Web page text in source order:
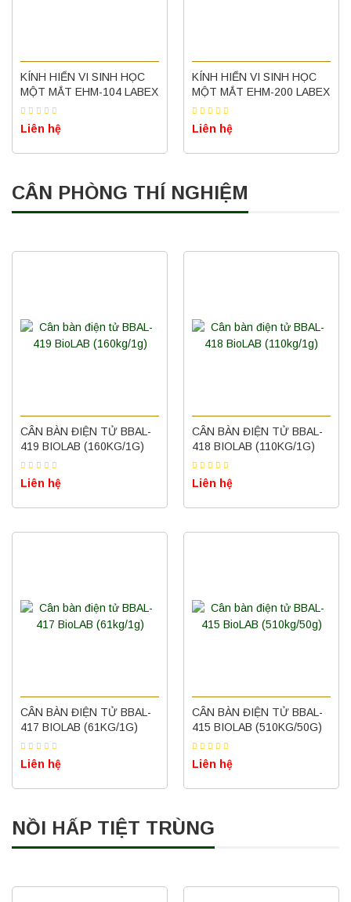
KÍNH HIỂN VI SINH HỌC
MỘT MẮT EHM-104 LABEX
Liên hệ
KÍNH HIỂN VI SINH HỌC
MỘT MẮT EHM-200 LABEX
Liên hệ
CÂN PHÒNG THÍ NGHIỆM
CÂN BÀN ĐIỆN TỬ BBAL-
419 BIOLAB (160KG/1G)
Liên hệ
CÂN BÀN ĐIỆN TỬ BBAL-
418 BIOLAB (110KG/1G)
Liên hệ
CÂN BÀN ĐIỆN TỬ BBAL-
417 BIOLAB (61KG/1G)
Liên hệ
CÂN BÀN ĐIỆN TỬ BBAL-
415 BIOLAB (510KG/50G)
Liên hệ
NỒI HẤP TIỆT TRÙNG